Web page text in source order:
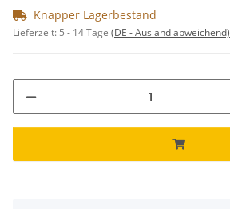
Knapper Lagerbestand
Lieferzeit: 5 - 14 Tage (DE - Ausland abweichend)